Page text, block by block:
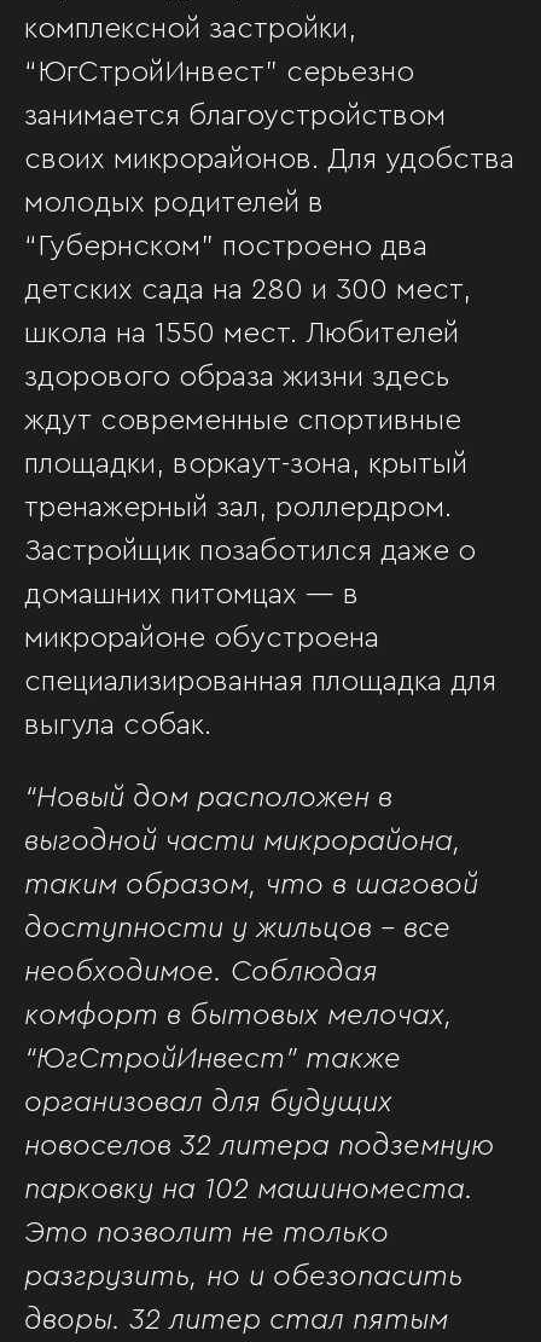
комплексной застройки,
“ЮгСтройИнвест” серьезно
занимается благоустройством
своих микрорайонов. Для удобства
молодых родителей в
“Губернском” построено два
детских сада на 280 и 300 мест,
школа на 1550 мест. Любителей
здорового образа жизни здесь
ждут современные спортивные
площадки, воркаут-зона, крытый
тренажерный зал, роллердром.
Застройщик позаботился даже о
домашних питомцах — в
микрорайоне обустроена
специализированная площадка для
выгула собак.
“Новый дом расположен в
выгодной части микрорайона,
таким образом, что в шаговой
доступности у жильцов - все
необходимое. Соблюдая
комфорт в бытовых мелочах,
“ЮгСтройИнвест” также
организовал для будущих
новоселов 32 литера подземную
парковку на 102 машиноместа.
Это позволит не только
разгрузить, но и обезопасить
дворы. 32 литер стал пятым